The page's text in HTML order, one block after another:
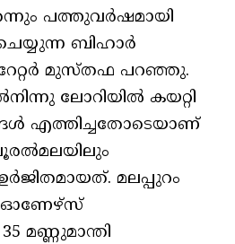
പത്തുവര്‍ഷമായി
ബിഹാര്‍
മുസ്തഫ പറഞ്ഞു.
ലോറിയില്‍ കയറ്റി
എത്തിച്ചതോടെയാണ്
മലപ്പുറം
ഓണേഴ്‌സ്
മണ്ണുമാന്തി